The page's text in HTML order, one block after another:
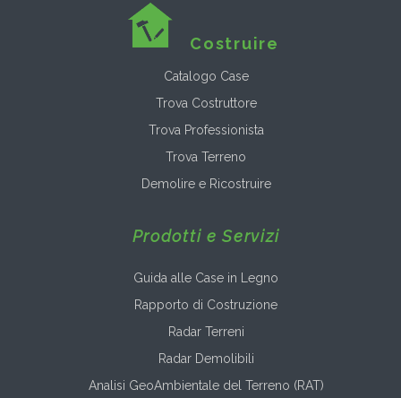
Costruire
Catalogo Case
Trova Costruttore
Trova Professionista
Trova Terreno
Demolire e Ricostruire
Prodotti e Servizi
Guida alle Case in Legno
Rapporto di Costruzione
Radar Terreni
Radar Demolibili
Analisi GeoAmbientale del Terreno (RAT)